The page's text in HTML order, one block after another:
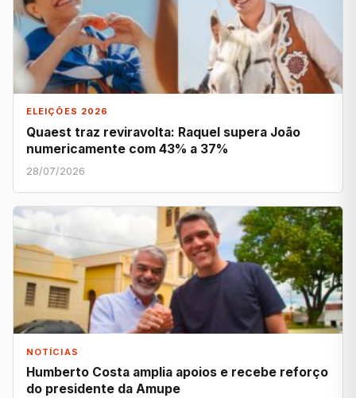
ELEIÇÕES 2026
Quaest traz reviravolta: Raquel supera João
numericamente com 43% a 37%
28/07/2026
NOTÍCIAS
Humberto Costa amplia apoios e recebe reforço
do presidente da Amupe